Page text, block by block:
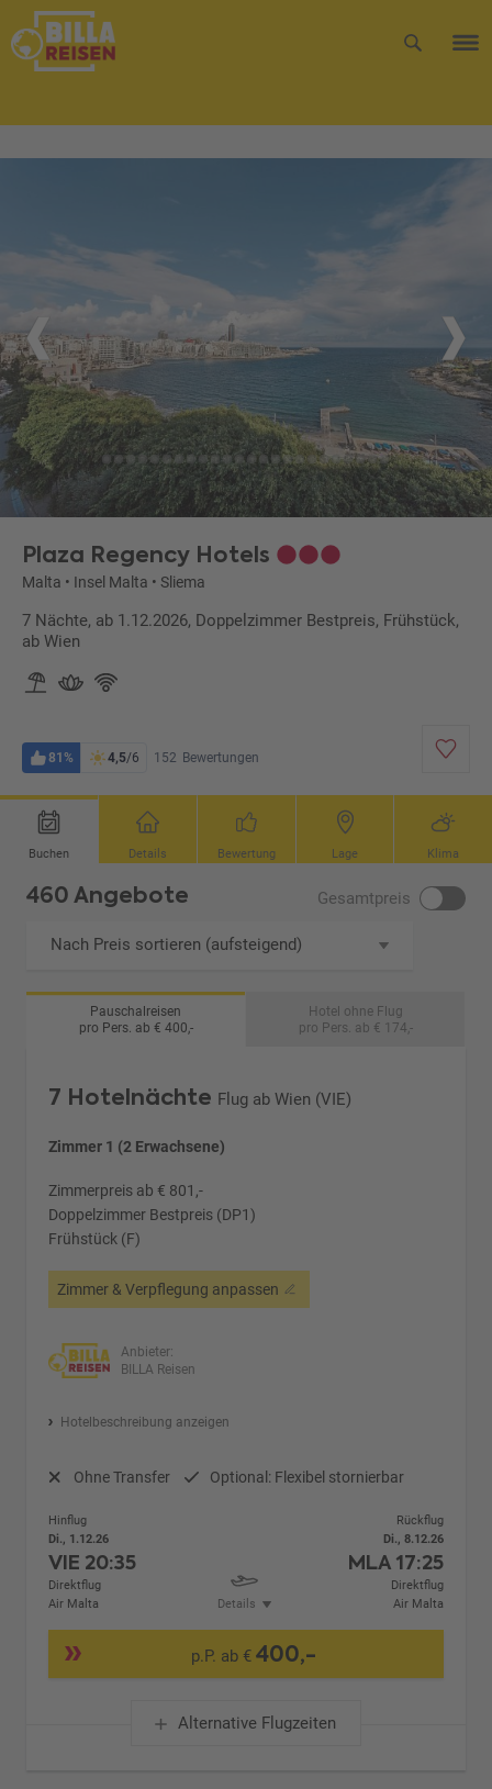
Plaza Regency Hotels
Malta • Insel Malta • Sliema
7 Nächte, ab 1.12.2026, Doppelzimmer Bestpreis, Frühstück,
ab Wien
81% 4,5/6 152 Bewertungen
Buchen Details Bewertung Lage Klima
460 Angebote Gesamtpreis
Nach Preis sortieren (aufsteigend)
Pauschalreisen
pro Pers. ab € 400,-
Hotel ohne Flug
pro Pers. ab € 174,-
7 Hotelnächte Flug ab Wien (VIE)
Zimmer 1 (2 Erwachsene)
Zimmerpreis ab € 801,-
Doppelzimmer Bestpreis (DP1)
Frühstück (F)
Zimmer & Verpflegung anpassen
Anbieter:
BILLA Reisen
Hotelbeschreibung anzeigen
Ohne Transfer Optional: Flexibel stornierbar
Hinflug
Di., 1.12.26
VIE 20:35
Direktflug
Air Malta
Details
Rückflug
Di., 8.12.26
MLA 17:25
Direktflug
Air Malta
p.P. ab €400,-
Alternative Flugzeiten